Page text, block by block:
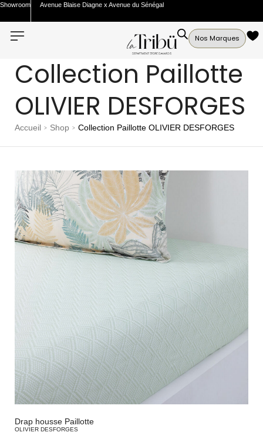
Showroom Avenue Blaise Diagne x Avenue du Sénégal
Nos Marques
Collection Paillotte
OLIVIER DESFORGES
Accueil > Shop > Collection Paillotte OLIVIER DESFORGES
Drap housse Paillotte
OLIVIER DESFORGES